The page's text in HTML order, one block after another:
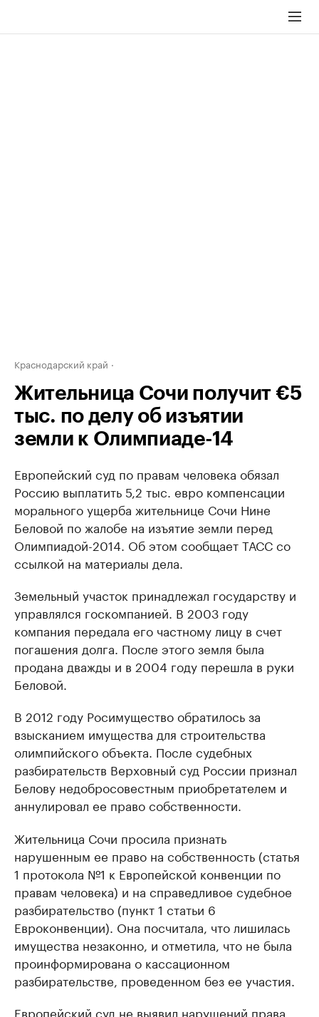
Краснодарский край
Жительница Сочи получит €5
тыс. по делу об изъятии
земли к Олимпиаде-14
Европейский суд по правам человека обязал
Россию выплатить 5,2 тыс. евро компенсации
морального ущерба жительнице Сочи Нине
Беловой по жалобе на изъятие земли перед
Олимпиадой-2014. Об этом сообщает ТАСС со
ссылкой на материалы дела.
Земельный участок принадлежал государству и
управлялся госкомпанией. В 2003 году
компания передала его частному лицу в счет
погашения долга. После этого земля была
продана дважды и в 2004 году перешла в руки
Беловой.
В 2012 году Росимущество обратилось за
взысканием имущества для строительства
олимпийского объекта. После судебных
разбирательств Верховный суд России признал
Белову недобросовестным приобретателем и
аннулировал ее право собственности.
Жительница Сочи просила признать
нарушенным ее право на собственность (статья
1 протокола №1 к Европейской конвенции по
правам человека) и на справедливое судебное
разбирательство (пункт 1 статьи 6
Евроконвенции). Она посчитала, что лишилась
имущества незаконно, и отметила, что не была
проинформирована о кассационном
разбирательстве, проведенном без ее участия.
Европейский суд не выявил нарушений права